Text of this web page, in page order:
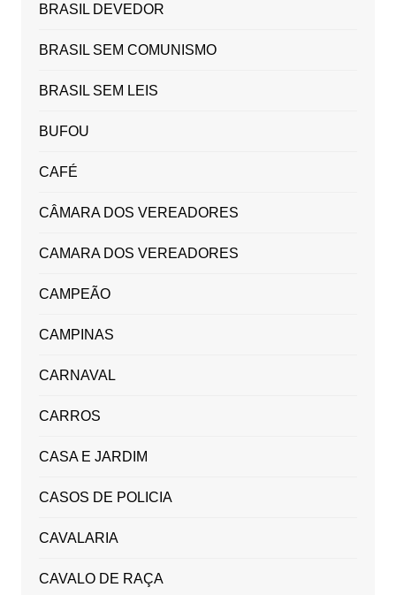
BRASIL DEVEDOR
BRASIL SEM COMUNISMO
BRASIL SEM LEIS
BUFOU
CAFÉ
CÂMARA DOS VEREADORES
CAMARA DOS VEREADORES
CAMPEÃO
CAMPINAS
CARNAVAL
CARROS
CASA E JARDIM
CASOS DE POLICIA
CAVALARIA
CAVALO DE RAÇA